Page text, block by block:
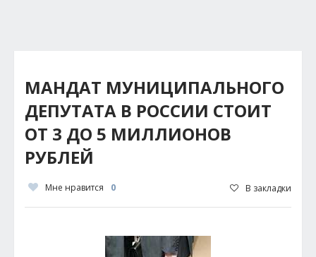
МАНДАТ МУНИЦИПАЛЬНОГО
ДЕПУТАТА В РОССИИ СТОИТ
ОТ 3 ДО 5 МИЛЛИОНОВ
РУБЛЕЙ
Мне нравится 0 В закладки